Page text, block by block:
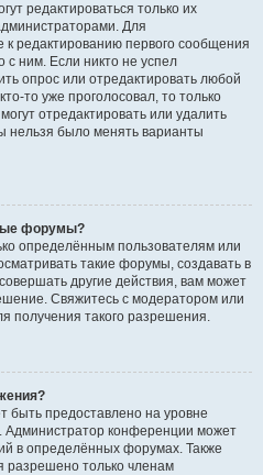
редактироваться только их
Для
редактированию первого сообщения
с ним. Если никто не успел
опрос или отредактировать любой
то уже проголосовал, то только
отредактировать или удалить
нельзя было менять варианты
форумы?
определённым пользователям или
такие форумы, создавать в
другие действия, вам может
Свяжитесь с модератором или
получения такого разрешения.
быть предоставлено на уровне
Администратор конференции может
в определённых форумах. Также
разрешено только членам